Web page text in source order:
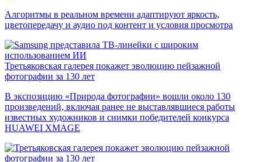
Алгоритмы в реальном времени адаптируют яркость,
цветопередачу и аудио под контент и условия просмотра
Третьяковская галерея покажет эволюцию пейзажной
фотографии за 130 лет
В экспозицию «Природа фотографии» вошли около 130
произведений, включая ранее не выставлявшиеся работы
известных художников и снимки победителей конкурса
HUAWEI XMAGE